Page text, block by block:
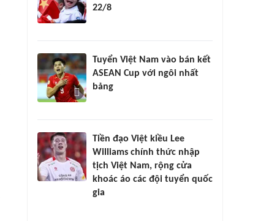
22/8
Tuyển Việt Nam vào bán kết
ASEAN Cup với ngôi nhất
bảng
Tiền đạo Việt kiều Lee
Williams chính thức nhập
tịch Việt Nam, rộng cửa
khoác áo các đội tuyển quốc
gia